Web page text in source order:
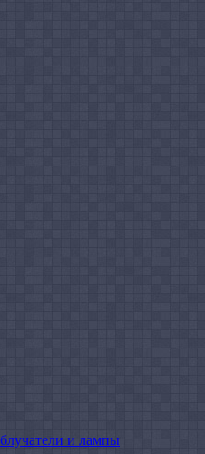
и лампы